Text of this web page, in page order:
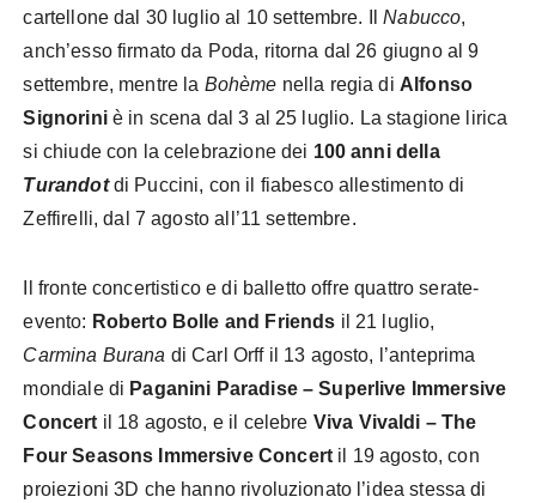
cartellone dal 30 luglio al 10 settembre. IlNabucco,
anch’esso firmato da Poda, ritorna dal 26 giugno al 9
settembre, mentre la Bohème nella regia di Alfonso
Signoriniè in scena dal 3 al 25 luglio. La stagione lirica
si chiude con la celebrazione dei 100 anni della
Turandotdi Puccini, con il fiabesco allestimento di
Zeffirelli, dal 7 agosto all’11 settembre.
Il fronte concertistico e di balletto offre quattro serate-
evento: Roberto Bolle and Friends il 21 luglio,
Carmina Burana di Carl Orff il 13 agosto, l’anteprima
mondiale di Paganini Paradise – Superlive Immersive
Concert il 18 agosto, e il celebre Viva Vivaldi – The
Four Seasons Immersive Concertil 19 agosto, con
proiezioni 3D che hanno rivoluzionato l’idea stessa di